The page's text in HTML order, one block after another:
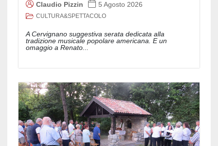
Claudio Pizzin 5 Agosto 2026
CULTURA&SPETTACOLO
A Cervignano suggestiva serata dedicata alla
tradizione musicale popolare americana. E un
omaggio a Renato...